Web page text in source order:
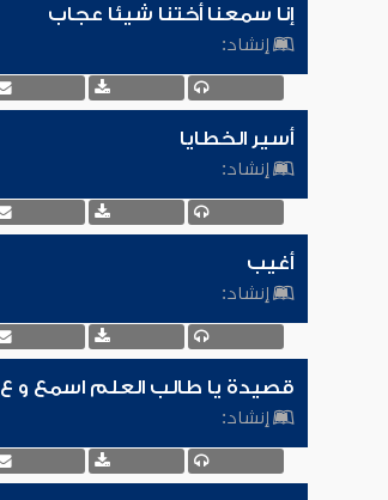
إنا سمعنا أختنا شيئا عجاب
إنشاد:
أسير الخطايا
إنشاد:
أغيب
إنشاد:
قصيدة يا طالب العلم اسمع و ع
إنشاد: